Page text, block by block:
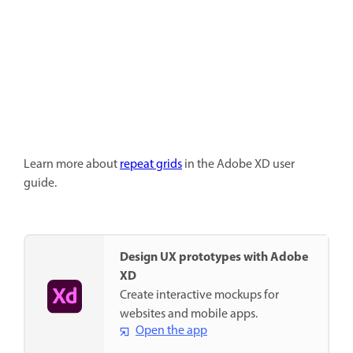
Learn more aboutrepeat gridsin the Adobe XD user
guide.
Design UX prototypes with Adobe
XD
Create interactive mockups for
websites and mobile apps.
Open the app